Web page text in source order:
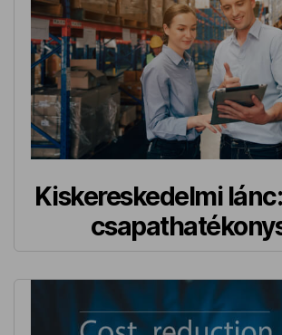
Kiskereskedelmi